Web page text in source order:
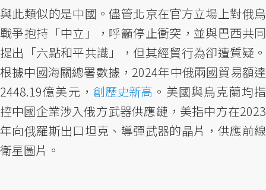
與此類似的是中國。儘管北京在官方立場上對俄烏
戰爭抱持「中立」，呼籲停止衝突，並與巴西共同
提出「六點和平共識」，但其經貿行為卻遭質疑。
根據中國海關總署數據，2024年中俄兩國貿易額達
2448.19億美元，創歷史新高 。美國與烏克蘭均指
控中國企業涉入俄方武器供應鏈，美指中方在2023
年向俄羅斯出口坦克、導彈武器的晶片，供應前線
衛星圖片。